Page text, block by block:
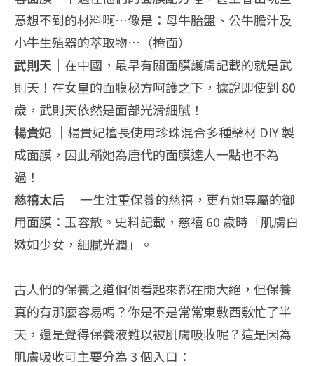
意想不到的材料啊…像是：母牛胎盤、公牛膽汁及
小牛生殖器的萃取物…（掩面）
武則天｜ 在中國，最早有關面膜護膚記載的就是武
則天！在女皇的面膜秘方呵護之下，據說即使到 80
歲，武則天依然是面部光滑細膩！
楊貴妃 ｜ 楊貴妃擅長使用珍珠混合多種藥材 DIY 製
成面膜，因此稱她為唐代的面膜達人一點也不為
過！
慈禧太后 ｜ 一生注重保養的慈禧，更有她專屬的御
用面膜：玉容散。史料記載，慈禧 60 歲時「肌膚白
嫩如少女，細膩光潤」。
古人們的保養之道個個看起來都在開大絕，但保養
真的有那麼容易嗎？你是不是常常東敷西敷忙了半
天，還是覺得保養液難以被肌膚吸收呢？這是因為
肌膚吸收可主要分為 3 個入口：